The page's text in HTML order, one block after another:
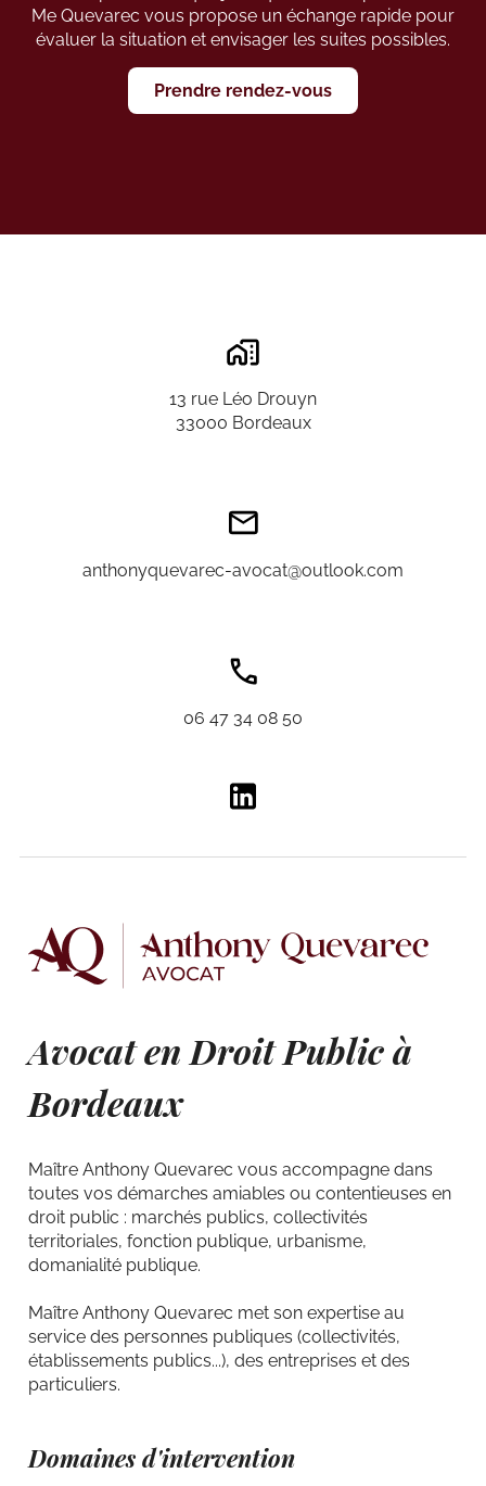
Me Quevarec vous propose un échange rapide pour
évaluer la situation et envisager les suites possibles.
Prendre rendez-vous
13 rue Léo Drouyn
33000 Bordeaux
anthonyquevarec-avocat@outlook.com
06 47 34 08 50
Avocat en Droit Public à
Bordeaux
Maître Anthony Quevarec vous accompagne dans
toutes vos démarches amiables ou contentieuses en
droit public : marchés publics, collectivités
territoriales, fonction publique, urbanisme,
domanialité publique.
Maître Anthony Quevarec met son expertise au
service des personnes publiques (collectivités,
établissements publics...), des entreprises et des
particuliers.
Domaines d'intervention